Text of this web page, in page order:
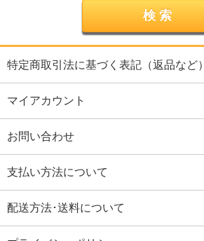
特定商取引法に基づく表記（返品など）
マイアカウント
お問い合わせ
支払い方法について
配送方法･送料について